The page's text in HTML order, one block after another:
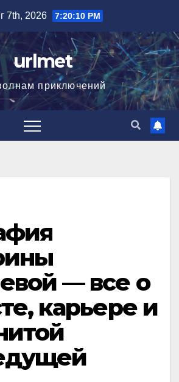
7th, 2026 7:20:11 PM
urlmet
приключений
— все о
карьере и